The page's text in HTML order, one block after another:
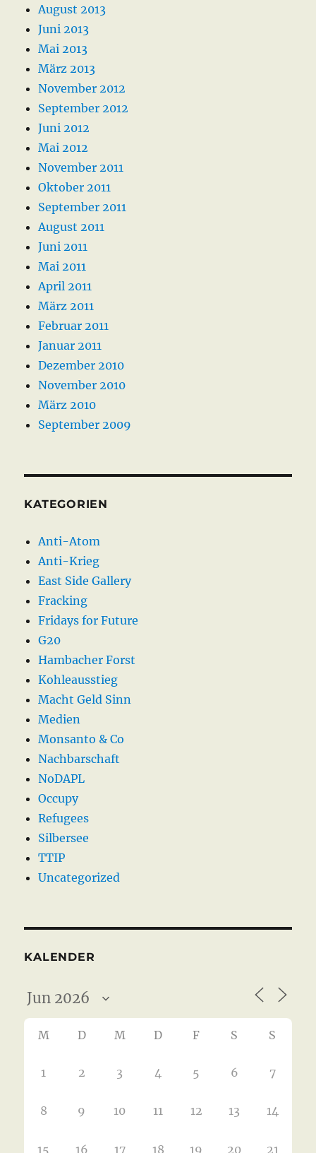
August 2013
Juni 2013
Mai 2013
März 2013
November 2012
September 2012
Juni 2012
Mai 2012
November 2011
Oktober 2011
September 2011
August 2011
Juni 2011
Mai 2011
April 2011
März 2011
Februar 2011
Januar 2011
Dezember 2010
November 2010
März 2010
September 2009
KATEGORIEN
Anti-Atom
Anti-Krieg
East Side Gallery
Fracking
Fridays for Future
G20
Hambacher Forst
Kohleausstieg
Macht Geld Sinn
Medien
Monsanto & Co
Nachbarschaft
NoDAPL
Occupy
Refugees
Silbersee
TTIP
Uncategorized
KALENDER
M D M D F S S
1 2 3 4 5 6 7
8 9 10 11 12 13 14
15 16 17 18 19 20 21